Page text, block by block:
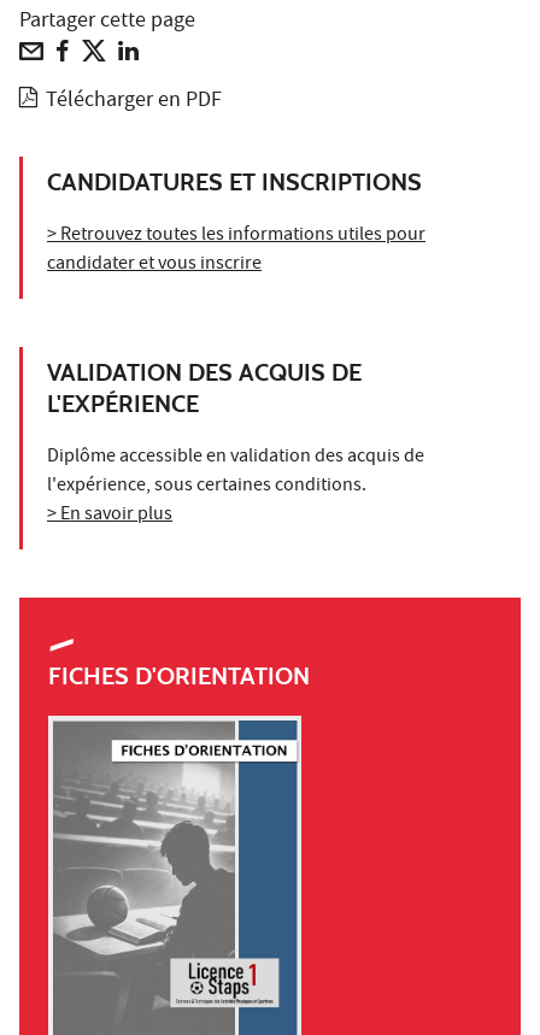
Partager cette page
Télécharger en PDF
CANDIDATURES ET INSCRIPTIONS
> Retrouvez toutes les informations utiles pour
candidater et vous inscrire
VALIDATION DES ACQUIS DE
L'EXPÉRIENCE
Diplôme accessible en validation des acquis de
l'expérience, sous certaines conditions.
> En savoir plus
FICHES D'ORIENTATION